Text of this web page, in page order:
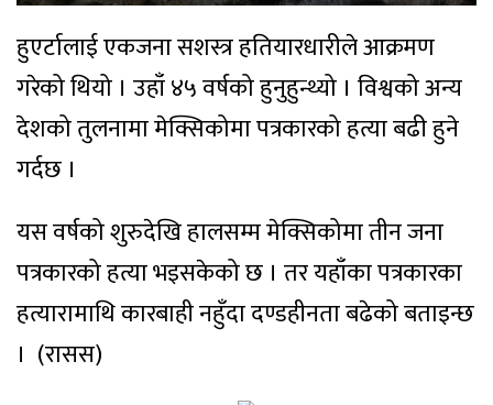
हुएर्टालाई एकजना सशस्त्र हतियारधारीले आक्रमण
गरेको थियो । उहाँ ४५ वर्षको हुनुहुन्थ्यो । विश्वको अन्य
देशको तुलनामा मेक्सिकोमा पत्रकारको हत्या बढी हुने
गर्दछ ।
यस वर्षको शुरुदेखि हालसम्म मेक्सिकोमा तीन जना
पत्रकारको हत्या भइसकेको छ । तर यहाँका पत्रकारका
हत्यारामाथि कारबाही नहुँदा दण्डहीनता बढेको बताइन्छ
। (रासस)